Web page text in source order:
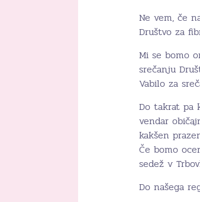
Ne vem, če
Društvo za
Mi se bomo
srečanju
Vabilo za
Do takrat pa
vendar
kakšen
Če bomo
sedež v
Do našega